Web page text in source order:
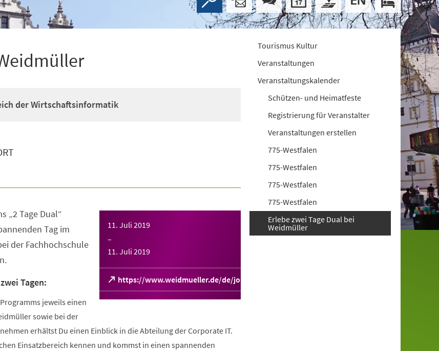
der Wirtschaftsinformatik
11. Juli 2019
–
11. Juli 2019
https://www.weidmueller.de/de/jobboard/
(Öffnet
in
Tab)
„2 Tage Dual“
Tag im
der Fachhochschule
Tagen:
jeweils einen
sowie bei der
erhältst Du einen Einblick in die Abteilung der Corporate IT.
Einsatzbereich kennen und kommst in einen spannenden
Tourismus Kultur
Veranstaltungen
Veranstaltungskalender
Schützen- und Heimatfeste
Registrierung für Veranstalter
Veranstaltungen erstellen
775-Westfalen
775-Westfalen
775-Westfalen
775-Westfalen
Erlebe zwei Tage Dual bei
Weidmüller